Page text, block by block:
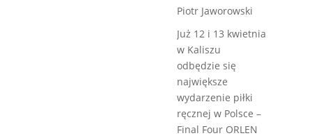
Piotr Jaworowski
Już 12 i 13 kwietnia
w Kaliszu
odbędzie się
największe
wydarzenie piłki
ręcznej w Polsce –
Final Four ORLEN